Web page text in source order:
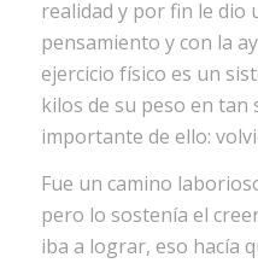
realidad y por fin le dio
pensamiento y con la
ejercicio físico es un
kilos de su peso en tan
importante de ello:
Fue un camino
pero lo sostenía el
iba a lograr, eso hacía